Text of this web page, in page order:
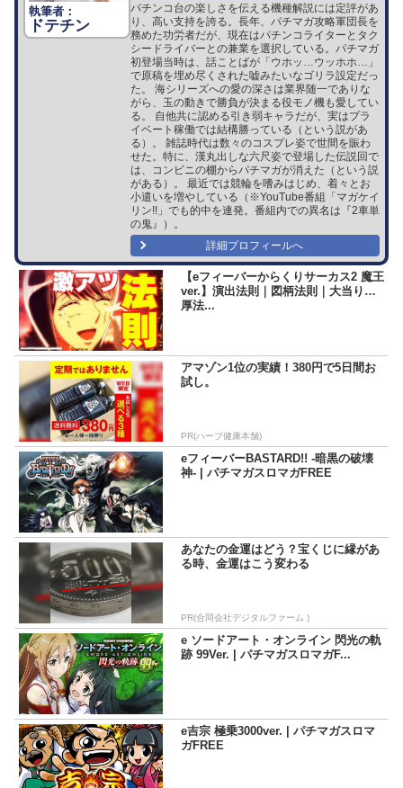
ドテチン
パチンコ台の楽しさを伝える機種解説には定評があ
り、高い支持を誇る。長年、パチマガ攻略軍団長を
務めた功労者だが、現在はパチンコライターとタク
シードライバーとの兼業を選択している。パチマガ
初登場当時は、話ことばが「ウホッ…ウッホホ…」
で原稿を埋め尽くされた嘘みたいなゴリラ設定だっ
た。 海シリーズへの愛の深さは業界随一でありな
がら、玉の動きで勝負が決まる役モノ機も愛してい
る。 自他共に認める引き弱キャラだが、実はプラ
イベート稼働では結構勝っている（という説があ
る）。 雑誌時代は数々のコスプレ姿で世間を賑わ
せた。特に、漢丸出しな六尺姿で登場した伝説回で
は、コンビニの棚からパチマガが消えた（という説
がある）。 最近では競輪を嗜みはじめ、着々とお
小遣いを増やしている（※YouTube番組「マガケイ
リン!!」でも的中を連発。番組内での異名は『2車単
の鬼』）。
詳細プロフィールへ
【eフィーバーからくりサーカス2 魔王
ver.】演出法則｜図柄法則｜大当り濃
厚法...
アマゾン1位の実績！380円で5日間お
試し。
PR(ハーブ健康本舗)
eフィーバーBASTARD!! -暗黒の破壊
神- | パチマガスロマガFREE
あなたの金運はどう？宝くじに縁があ
る時、金運はこう変わる
PR(合同会社デジタルファーム )
e ソードアート・オンライン 閃光の軌
跡 99Ver. | パチマガスロマガF...
e吉宗 極乗3000ver. | パチマガスロマ
ガFREE